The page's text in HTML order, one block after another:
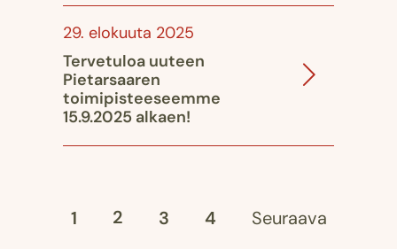
29. elokuuta 2025
Tervetuloa uuteen
Pietarsaaren
toimipisteeseemme
15.9.2025 alkaen!
1 2 3 4 Seuraava